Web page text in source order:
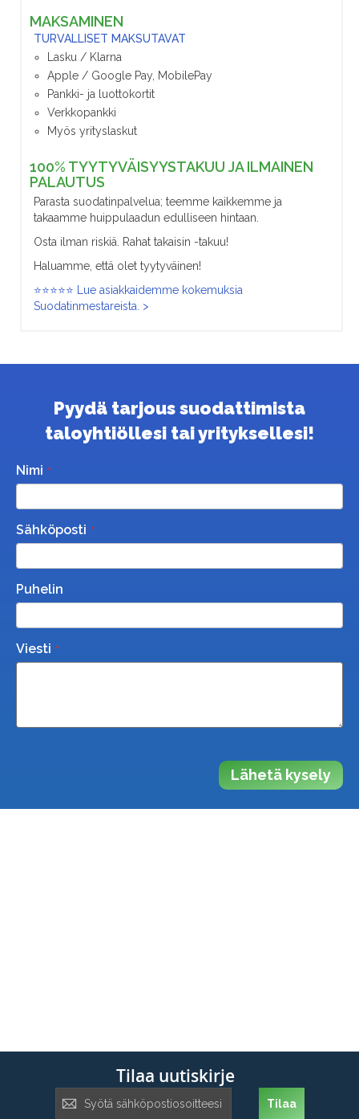
MAKSAMINEN
TURVALLISET MAKSUTAVAT
Lasku / Klarna
Apple / Google Pay, MobilePay
Pankki- ja luottokortit
Verkkopankki
Myös yrityslaskut
100% TYYTYVÄISYYSTAKUU JA ILMAINEN
PALAUTUS
Parasta suodatinpalvelua; teemme kaikkemme ja
takaamme huippulaadun edulliseen hintaan.
Osta ilman riskiä. Rahat takaisin -takuu!
Haluamme, että olet tyytyväinen!
⭐⭐⭐⭐⭐ Lue asiakkaidemme kokemuksia
Suodatinmestareista. >
Pyydä tarjous suodattimista
taloyhtiöllesi tai yrityksellesi!
Nimi
Sähköposti
Puhelin
Viesti
Lähetä kysely
Tilaa uutiskirje
uutiskirje:
Tilaa